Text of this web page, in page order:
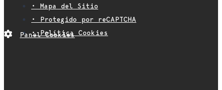
• Mapa del Sitio
• Protegido por reCAPTCHA
• Política Cookies
Panel Cookies